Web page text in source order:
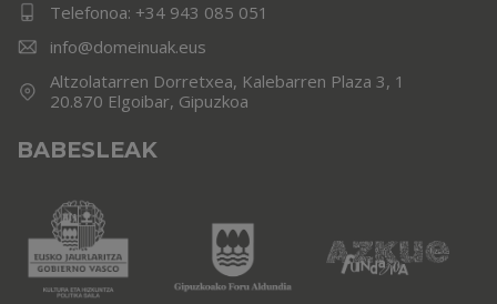
Telefonoa: +34 943 085 051
info@domeinuak.eus
Altzolatarren Dorretxea, Kalebarren Plaza 3, 1
20.870 Elgoibar, Gipuzkoa
BABESLEAK